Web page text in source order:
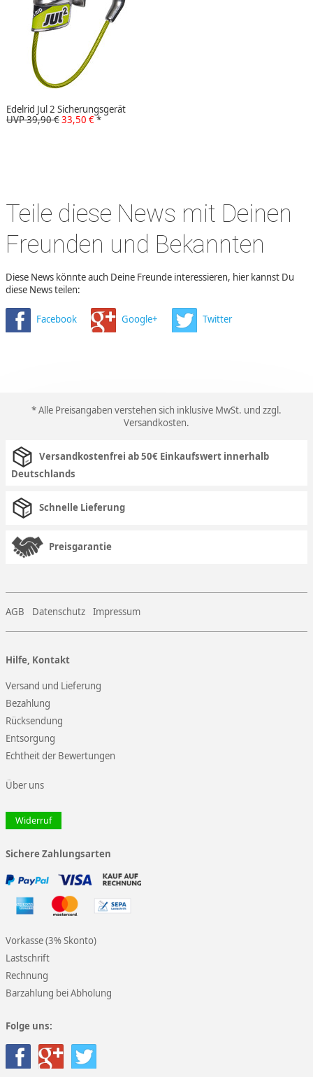
Edelrid Jul 2 Sicherungsgerät
UVP 39,90 €33,50 €*
Teile diese News mit Deinen
Freunden und Bekannten
Diese News könnte auch Deine Freunde interessieren, hier kannst Du
diese News teilen:
Facebook Google+ Twitter
* Alle Preisangaben verstehen sich inklusive MwSt. und zzgl.
Versandkosten.
Versandkostenfrei ab 50€ Einkaufswert innerhalb
Deutschlands
Schnelle Lieferung
Preisgarantie
AGB Datenschutz Impressum
Hilfe, Kontakt
Versand und Lieferung
Bezahlung
Rücksendung
Entsorgung
Echtheit der Bewertungen
Über uns
Widerruf
Sichere Zahlungsarten
Vorkasse (3% Skonto)
Lastschrift
Rechnung
Barzahlung bei Abholung
Folge uns: